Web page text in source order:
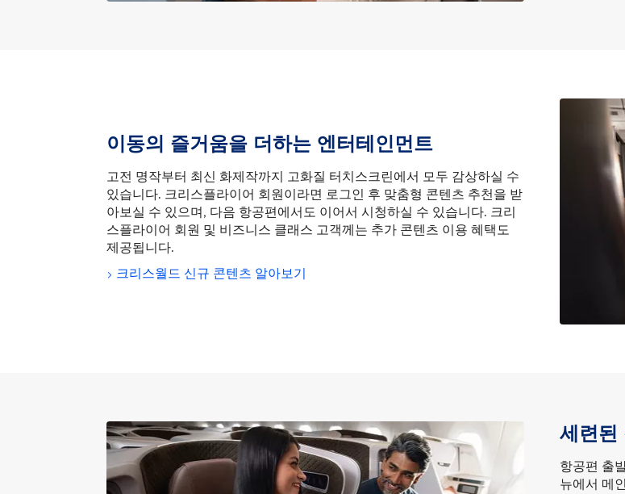
이동의 즐거움을 더하는 엔터테인먼트
고전 명작부터 최신 화제작까지 고화질 터치스크린에서 모두 감상하실 수
있습니다. 크리스플라이어 회원이라면 로그인 후 맞춤형 콘텐츠 추천을 받
아보실 수 있으며, 다음 항공편에서도 이어서 시청하실 수 있습니다. 크리
스플라이어 회원 및 비즈니스 클래스 고객께는 추가 콘텐츠 이용 혜택도
제공됩니다.
크리스월드 신규 콘텐츠 알아보기
세련된
항공편 출
뉴에서 메